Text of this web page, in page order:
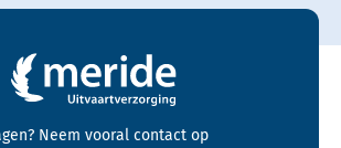
menu van Meride
Neem vooral contact op